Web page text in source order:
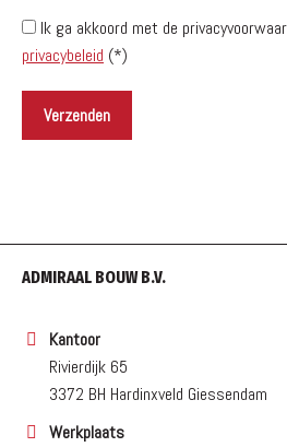
Ik ga akkoord met de
privacybeleid (*)
ADMIRAAL BOUW B.V.
Kantoor
Rivierdijk 65
3372 BH Hardinxveld Giessendam
Werkplaats